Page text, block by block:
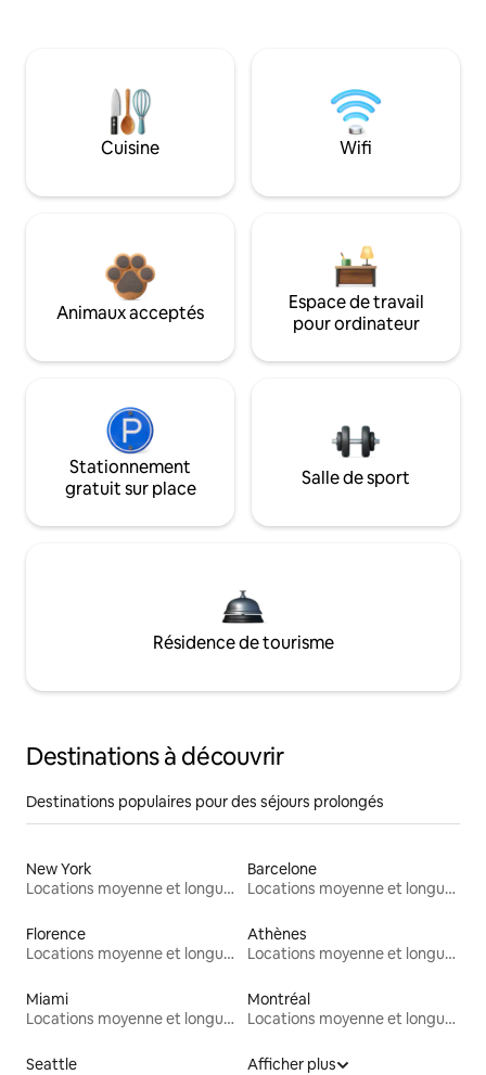
Cuisine Wifi
Animaux acceptés
Espace de travail
pour ordinateur
Stationnement
gratuit sur place
Salle de sport
Résidence de tourisme
Destinations à découvrir
Destinations populaires pour des séjours prolongés
New York
Locations moyenne et longue durée
Barcelone
Locations moyenne et longue durée
Florence
Locations moyenne et longue durée
Athènes
Locations moyenne et longue durée
Miami
Locations moyenne et longue durée
Montréal
Locations moyenne et longue durée
Seattle
Afficher plus